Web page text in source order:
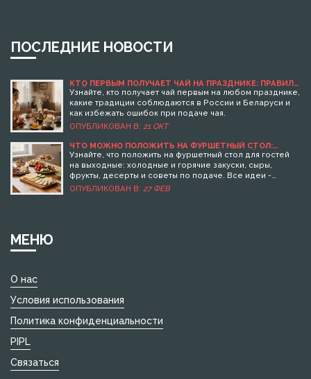
ПОСЛЕДНИЕ НОВОСТИ
КТО ПЕРВЫМ ПОЛУЧАЕТ ЧАЙ НА ПРАЗДНИКЕ: ПРАВИЛА
ЧАЙНОГО ЭТИКЕТА
Узнайте, кто получает чай первым на любом празднике,
какие традиции соблюдаются в России и Беларуси и
как избежать ошибок при подаче чая.
ОПУБЛИКОВАН В: 21 ОКТ
ЧТО МОЖНО ПОЛОЖИТЬ НА ФУРШЕТНЫЙ СТОЛ:
ПРАКТИЧНЫЕ И ВКУСНЫЕ ИДЕИ ДЛЯ ГОСТЕЙ
Узнайте, что положить на фуршетный стол для гостей
на выходные: холодные и горячие закуски, сыры,
фрукты, десерты и советы по подаче. Все идеи -
проверенные, простые и готовятся заранее.
ОПУБЛИКОВАН В: 27 ФЕВ
МЕНЮ
О нас
Условия использования
Политика конфиденциальности
PIPL
Связаться